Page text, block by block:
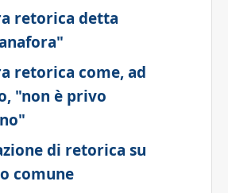
retorica detta
retorica come, ad
"non è privo
di retorica su
comune